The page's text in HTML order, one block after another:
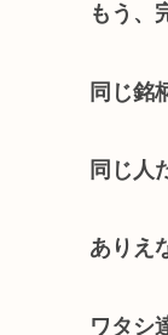
もう、
同じ銘
同じ人
ありえ
ワタシ